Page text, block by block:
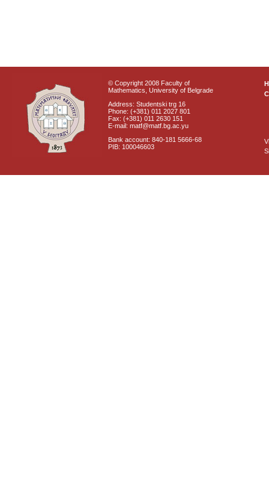
© Copyright 2008 Faculty of
Mathematics, University of Belgrade
Address: Studentski trg 16
Phone: (+381) 011 2027 801
Fax: (+381) 011 2630 151
E-mail: matf@matf.bg.ac.yu
Bank account: 840-181 5666-68
PIB: 100046603